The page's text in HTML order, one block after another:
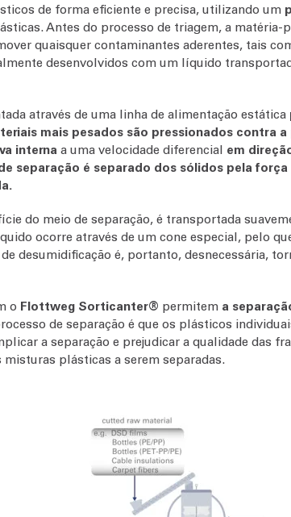
de forma eficiente e precisa, utilizando um
Antes do processo de triagem, a matéria-
quaisquer contaminantes aderentes, tais
desenvolvidos com um líquido
através de uma linha de alimentação estática
mais pesados são pressionados contra
interna a uma velocidade diferencial em
separação é separado dos sólidos pela
do meio de separação, é transportada
ocorre através de um cone especial, pelo
desumidificação é, portanto, desnecessária,
o Flottweg Sorticanter® permitem a
de separação é que os plásticos
a separação e prejudicar a qualidade das
plásticas a serem separadas.